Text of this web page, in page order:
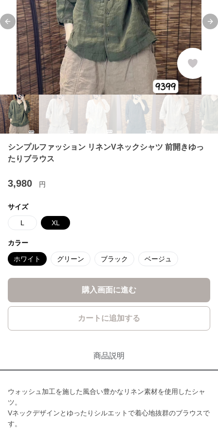
Previous slide
シンプルファッション リネンVネックシャツ 前開きゆっ
たりブラウス
3,980 円
サイズ
L XL
カラー
ホワイト グリーン ブラック ベージュ
購入画面に進む
カートに追加する
商品説明
ウォッシュ加工を施した風合い豊かなリネン素材を使用したシャ
ツ。
Vネックデザインとゆったりシルエットで着心地抜群のブラウスで
す。